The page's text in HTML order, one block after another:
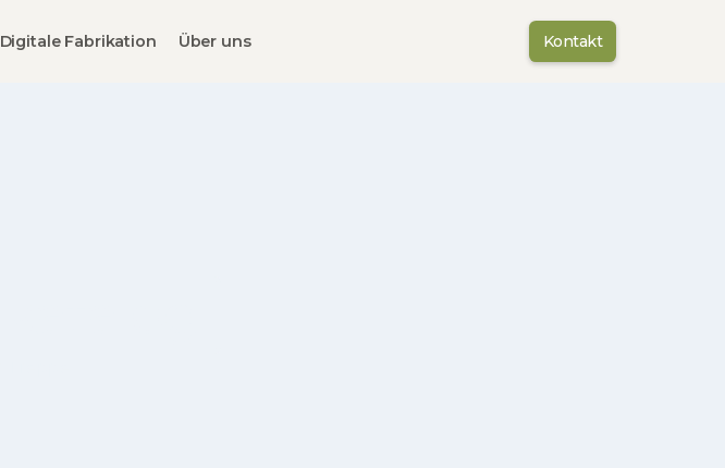
Digitale Fabrikation Über uns Kontakt